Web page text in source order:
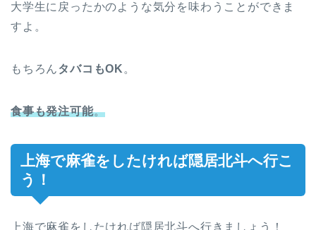
大学生に戻ったかのような気分を味わうことができま
すよ。
もちろん タバコもOK 。
食事も発注可能。
上海で麻雀をしたければ隠居北斗へ行こ
う！
上海で麻雀をしたければ隠居北斗へ行きましょう！